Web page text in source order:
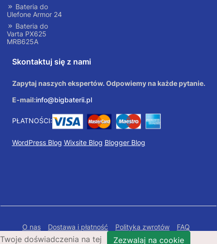
Bateria do
Ulefone Armor 24
Bateria do
Varta PX625
MRB625A
Skontaktuj się z nami
Zapytaj naszych ekspertów. Odpowiemy na każde pytanie.
E-mail:info@bigbaterii.pl
PŁATNOŚCI:
WordPress Blog Wixsite Blog Blogger Blog
O nas Dostawa i płatność Polityka zwrotów
FAQ
Polityka prywatności
Mapa Strony
Twoje doświadczenia na tej Zezwalaj na cookie